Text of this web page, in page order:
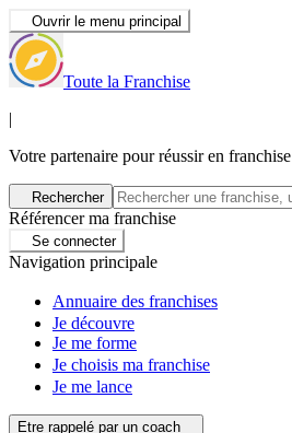
Ouvrir le menu principal
Toute la Franchise
|
Votre partenaire pour réussir en franchise
Rechercher
Référencer ma franchise
Se connecter
Navigation principale
Annuaire des franchises
Je découvre
Je me forme
Je choisis ma franchise
Je me lance
Etre rappelé par un coach